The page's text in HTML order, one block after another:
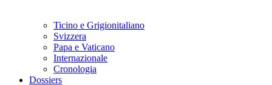
Ticino e Grigionitaliano
Svizzera
Papa e Vaticano
Internazionale
Cronologia
Dossiers